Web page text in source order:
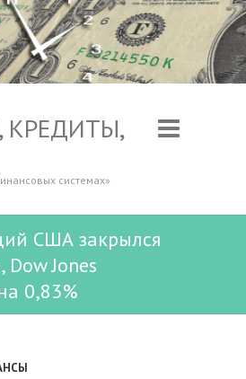
КРЕДИТЫ,
системах»
США закрылся
Jones
0,83%